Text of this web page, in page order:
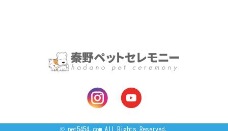
© pet5454.com All Rights Reserved.